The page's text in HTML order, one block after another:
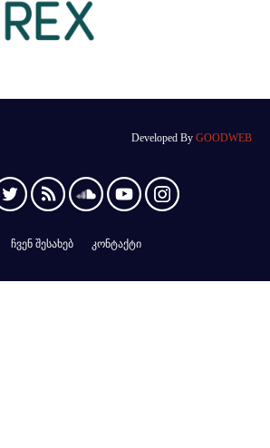
Developed By GOODWEB
ჩვენ შესახებ კონტაქტი